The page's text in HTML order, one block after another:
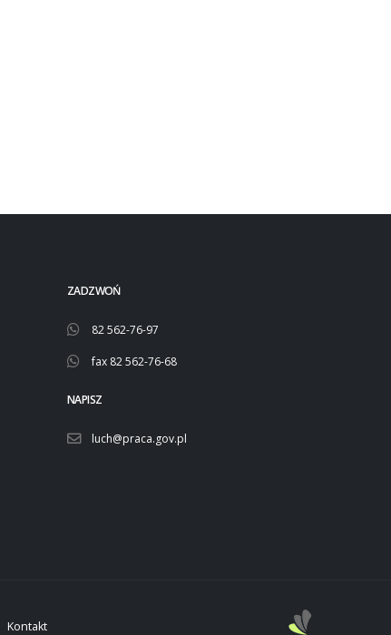
ZADZWOŃ
82 562-76-97
fax 82 562-76-68
NAPISZ
luch@praca.gov.pl
Kontakt